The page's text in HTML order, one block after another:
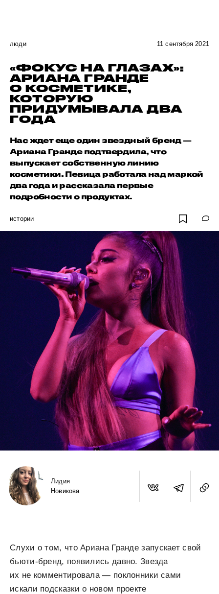
люди 11 сентября 2021
«ФОКУС НА ГЛАЗАХ»:
АРИАНА ГРАНДЕ
О КОСМЕТИКЕ,
КОТОРУЮ
ПРИДУМЫВАЛА ДВА
ГОДА
Нас ждет еще один звездный бренд —
Ариана Гранде подтвердила, что
выпускает собственную линию
косметики. Певица работала над маркой
два года и рассказала первые
подробности о продуктах.
истории
Лидия
Новикова
Слухи о том, что Ариана Гранде запускает свой
бьюти-бренд, появились давно. Звезда
их не комментировала — поклонники сами
искали подсказки о новом проекте